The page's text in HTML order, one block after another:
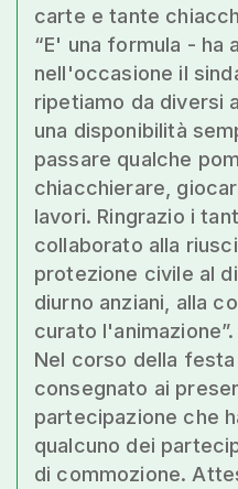
carte e tante
“E' una formula - ha
nell'occasione il
ripetiamo da diversi
una disponibilità
passare qualche
chiacchierare,
lavori. Ringrazio i
collaborato alla
protezione civile al
diurno anziani, alla
curato l'animazione”.
Nel corso della
consegnato ai
partecipazione che
qualcuno dei
di commozione.